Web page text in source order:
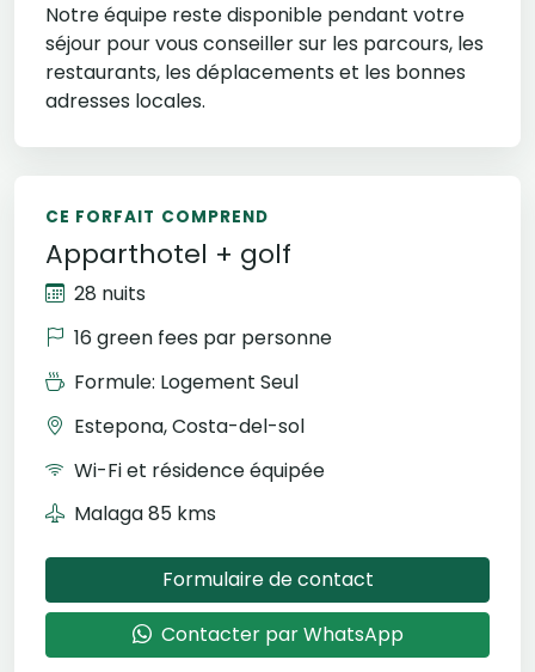
Notre équipe reste disponible pendant votre
séjour pour vous conseiller sur les parcours, les
restaurants, les déplacements et les bonnes
adresses locales.
CE FORFAIT COMPREND
Apparthotel + golf
28 nuits
16 green fees par personne
Formule: Logement Seul
Estepona, Costa-del-sol
Wi-Fi et résidence équipée
Malaga 85 kms
Formulaire de contact
Contacter par WhatsApp